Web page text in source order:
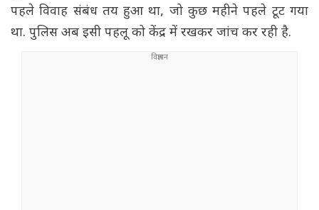
पहले विवाह संबंध तय हुआ था, जो कुछ महीने पहले टूट गया
था. पुलिस अब इसी पहलू को केंद्र में रखकर जांच कर रही है.